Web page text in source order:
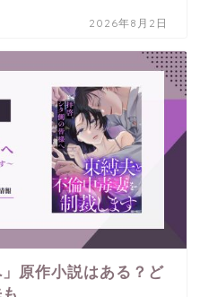
2026年8月2日
」原作小説はある？ど